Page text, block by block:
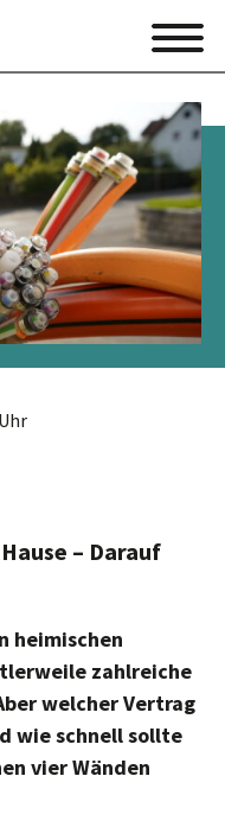
– Darauf
heimischen
zahlreiche
welcher Vertrag
wie schnell sollte
vier Wänden